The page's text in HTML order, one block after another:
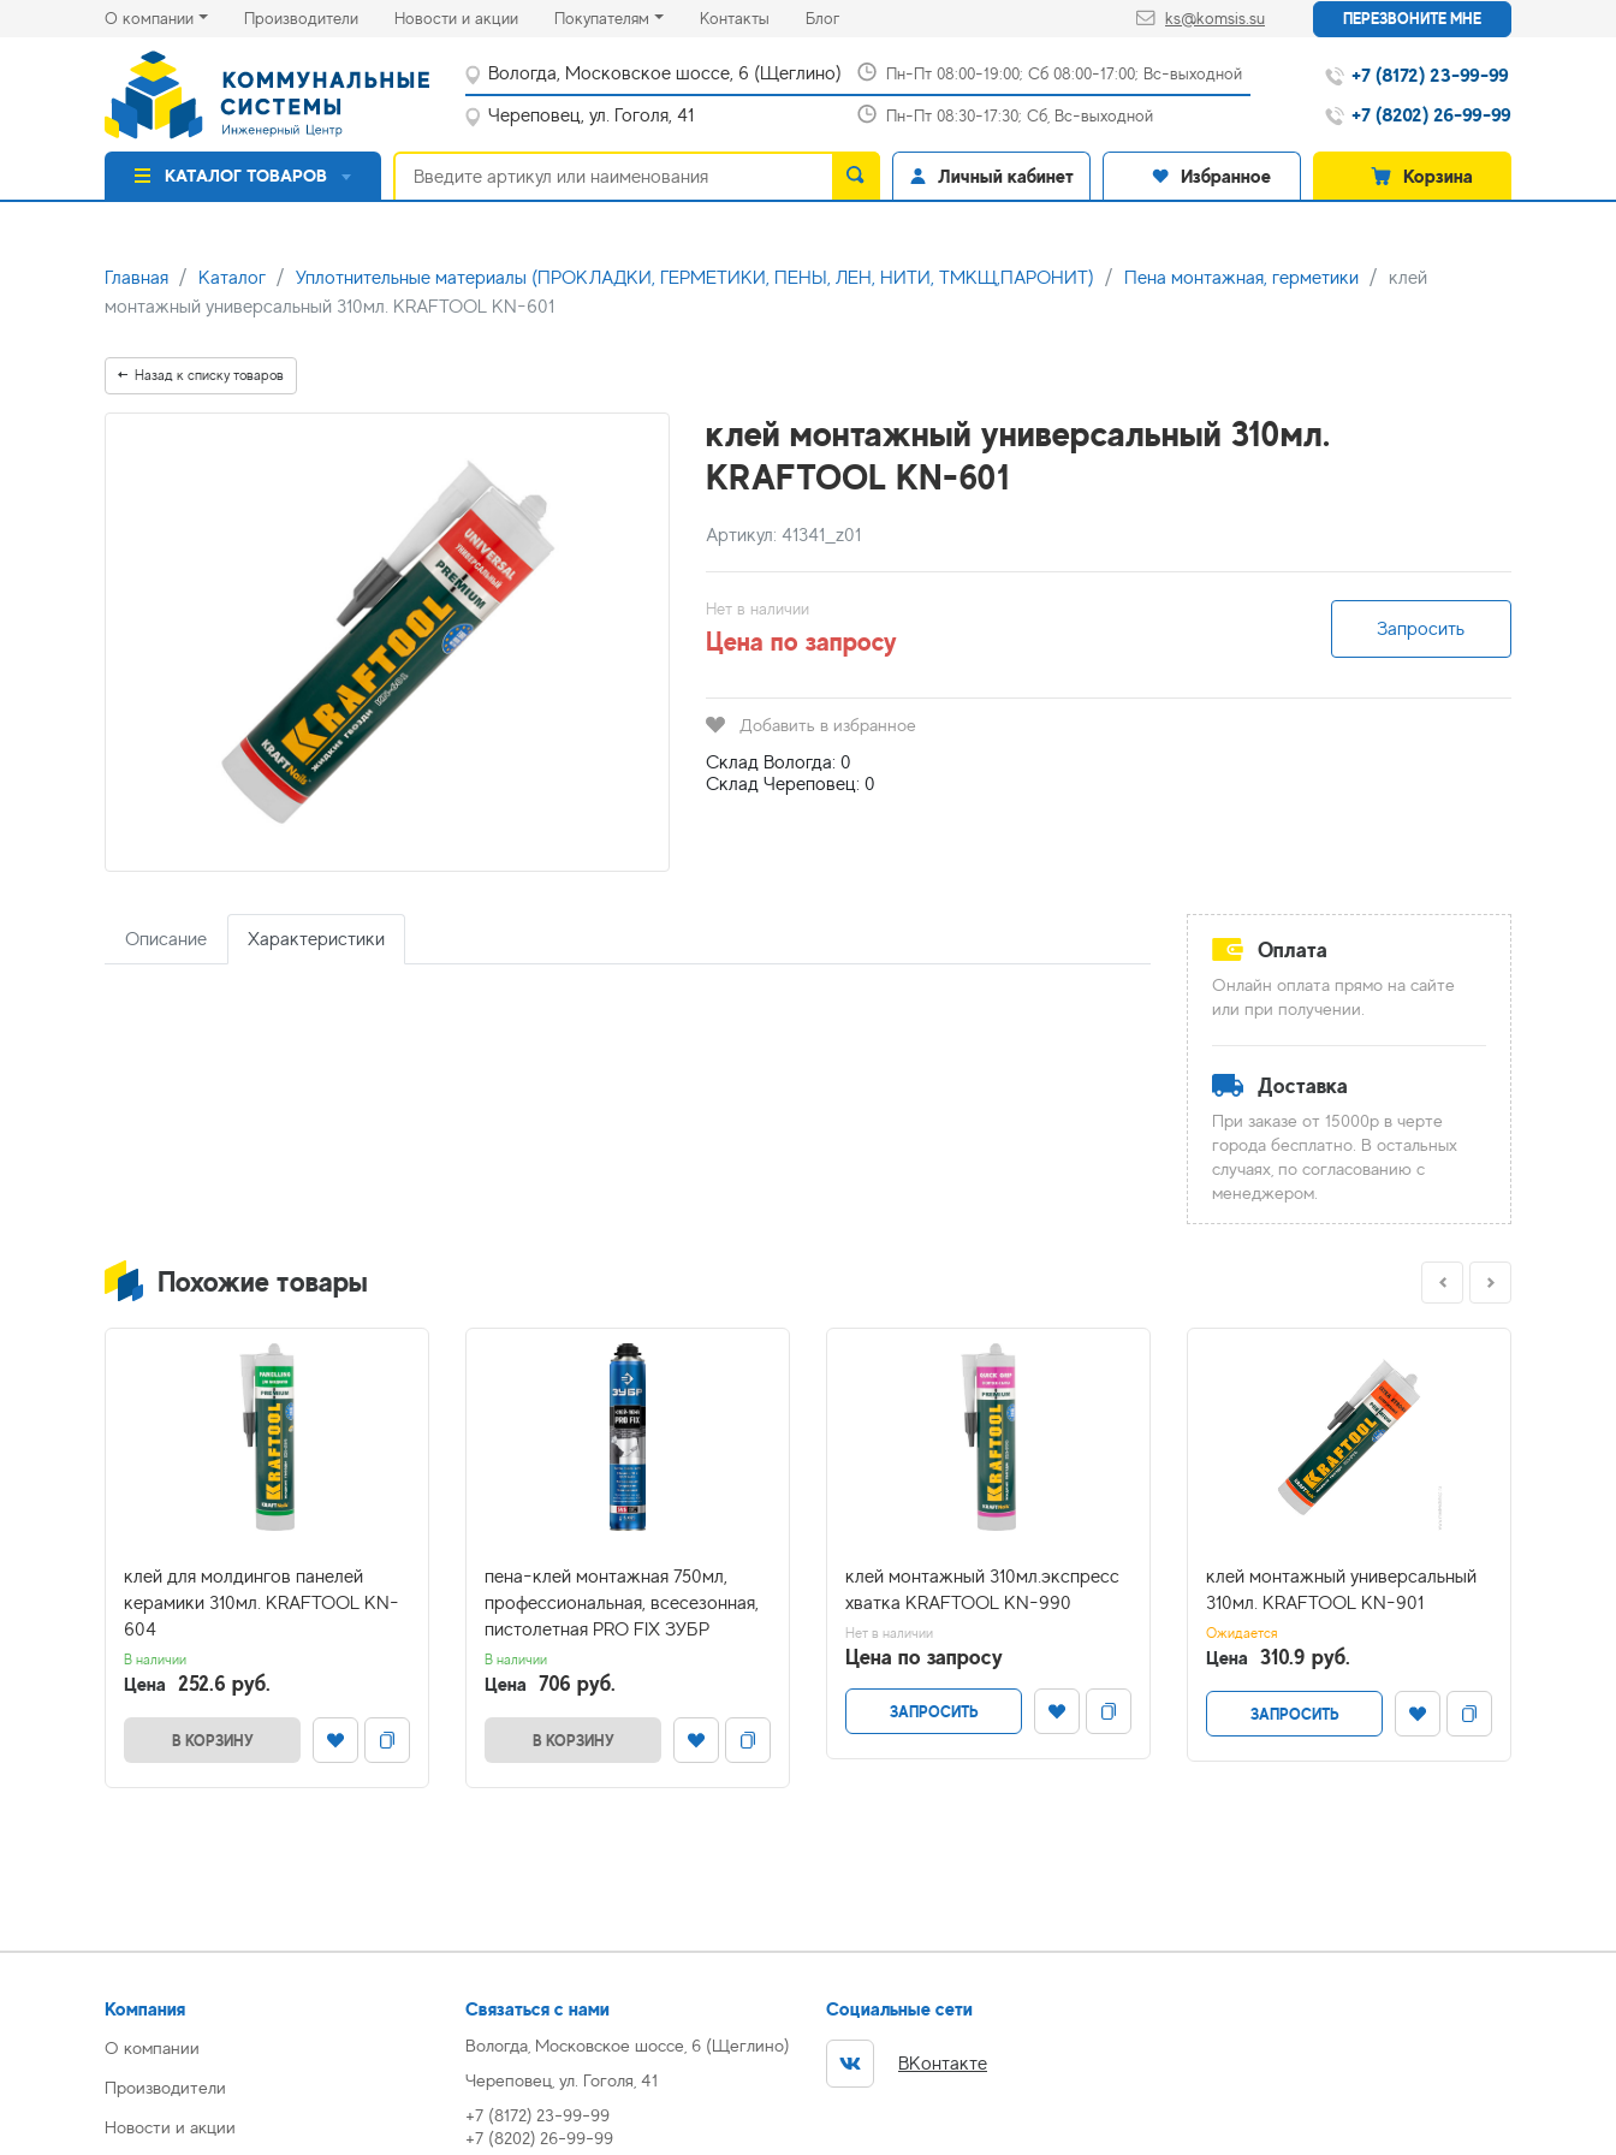
О компании Производители(current)Новости и акции(current)Покупателям Контакты(current)
Блог(current) ks@komsis.su ПЕРЕЗВОНИТЕ МНЕ
Вологда, Московское шоссе, 6 (Щеглино) Пн-Пт 08:00-19:00; Сб 08:00-17:00; Вс-выходной
Череповец, ул. Гоголя, 41 Пн-Пт 08:30-17:30; Сб, Вс-выходной
+7 (8172) 23-99-99
+7 (8202) 26-99-99
КАТАЛОГ ТОВАРОВ Личный кабинет Избранное Корзина
Главная Каталог Уплотнительные материалы (ПРОКЛАДКИ, ГЕРМЕТИКИ, ПЕНЫ, ЛЕН, НИТИ, ТМКЩ,ПАРОНИТ) Пена монтажная, герметики
клей
монтажный универсальный 310мл. KRAFTOOL KN-601
Назад к списку товаров
клей монтажный универсальный 310мл.
KRAFTOOL KN-601
Артикул: 41341_z01
Нет в наличии
Цена по запросу Запросить
Добавить в избранное
Склад Вологда: 0
Склад Череповец: 0
Описание Характеристики Оплата
Онлайн оплата прямо на сайте
или при получении.
Доставка
При заказе от 15000р в черте
города бесплатно. В остальных
случаях, по согласованию с
менеджером.
Похожие товары
клей для молдингов панелей
керамики 310мл. KRAFTOOL KN-
604
В наличии
Цена 252.6 руб.
В КОРЗИНУ
пена-клей монтажная 750мл,
профессиональная, всесезонная,
пистолетная PRO FIX ЗУБР
В наличии
Цена 706 руб.
В КОРЗИНУ
клей монтажный 310мл.экспресс
хватка KRAFTOOL KN-990
Нет в наличии
Цена по запросу
ЗАПРОСИТЬ
клей монтажный универсальный
310мл. KRAFTOOL KN-901
Ожидается
Цена 310.9 руб.
ЗАПРОСИТЬ
Компания
О компании
Производители
Новости и акции
Связаться с нами
Вологда, Московское шоссе, 6 (Щеглино)
Череповец, ул. Гоголя, 41
+7 (8172) 23-99-99
+7 (8202) 26-99-99
Социальные сети
ВКонтакте